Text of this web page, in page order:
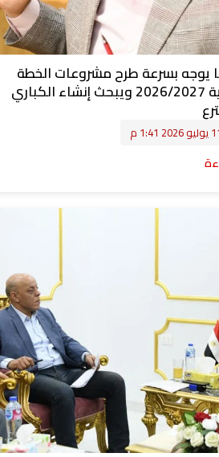
يوجه بسرعة طرح مشروعات الخطة
الاستثمارية 2026/2027 ويبحث إنشاء الكباري